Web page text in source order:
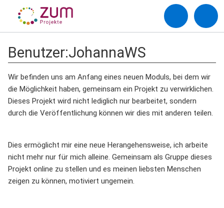
Benutzer:JohannaWS
Wir befinden uns am Anfang eines neuen Moduls, bei dem wir
die Möglichkeit haben, gemeinsam ein Projekt zu verwirklichen.
Dieses Projekt wird nicht lediglich nur bearbeitet, sondern
durch die Veröffentlichung können wir dies mit anderen teilen.
Dies ermöglicht mir eine neue Herangehensweise, ich arbeite
nicht mehr nur für mich alleine. Gemeinsam als Gruppe dieses
Projekt online zu stellen und es meinen liebsten Menschen
zeigen zu können, motiviert ungemein.